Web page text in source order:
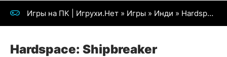
Игры на ПК | Игрухи.Нет » Игры » Инди » Hardspace: Shipbreaker
Hardspace: Shipbreaker